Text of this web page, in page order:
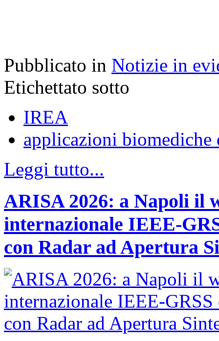
Pubblicato in Notizie in
Etichettato sotto
IREA
applicazioni
Leggi tutto...
ARISA 2026: a Napoli il
internazionale IEEE-
con Radar ad Apertura